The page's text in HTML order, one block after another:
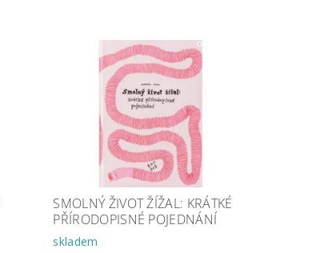
SMOLNÝ ŽIVOT ŽÍŽAL: KRÁTKÉ
PŘÍRODOPISNÉ POJEDNÁNÍ
skladem